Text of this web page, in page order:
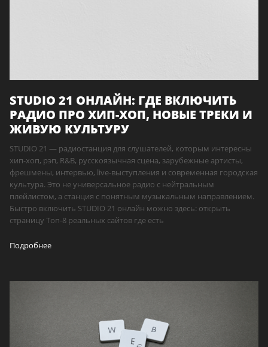
STUDIO 21 ОНЛАЙН: ГДЕ ВКЛЮЧИТЬ
РАДИО ПРО ХИП-ХОП, НОВЫЕ ТРЕКИ И
ЖИВУЮ КУЛЬТУРУ
STUDIO 21 — радиостанция для слушателей, которым интересны
хип-хоп, рэп, R&B, русскоязычная сцена, зарубежные артисты,
фрешмены, интервью, live-выступления и современная городская
культура. Это не универсальное радио с нейтральным
плейлистом, а станция с понятным музыкальным направлением.
Быстро включить STUDIO 21 онлайн можно здесь: открыть
страницу Топ-8 реальных сайтов где есть
Подробнее